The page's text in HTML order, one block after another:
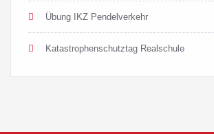
Übung IKZ Pendelverkehr
Katastrophenschutztag Realschule